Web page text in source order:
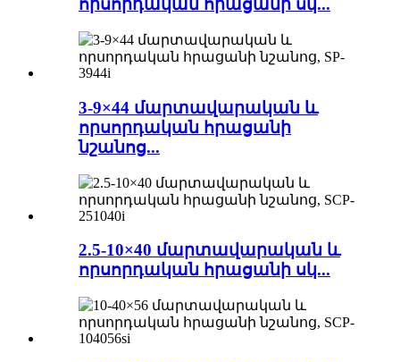
որսորդական հրացանի սկ...
3-9×44 մարտավարական և
որսորդական հրացանի
նշանոց...
2.5-10×40 մարտավարական և
որսորդական հրացանի սկ...